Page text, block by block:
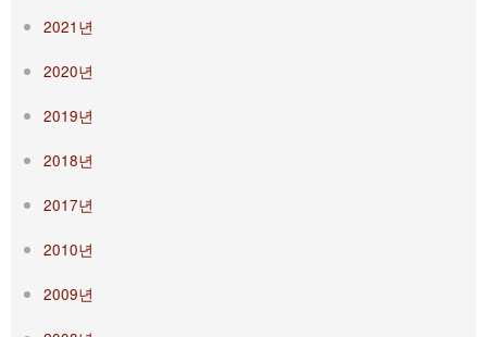
2021년
2020년
2019년
2018년
2017년
2010년
2009년